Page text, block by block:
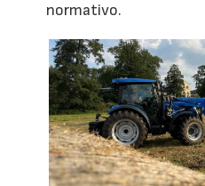
normativo.